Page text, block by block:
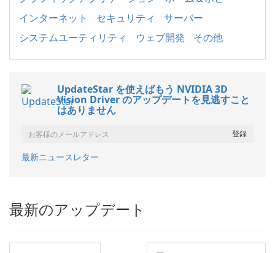
インターネット
セキュリティ
サーバー
システムユーティリティ
ウェブ開発 その他
UpdateStar を使えばもう NVIDIA 3D
Vision Driver のアップデートを見逃すこと
はありません
最新ニュースレター
最新のアップデート